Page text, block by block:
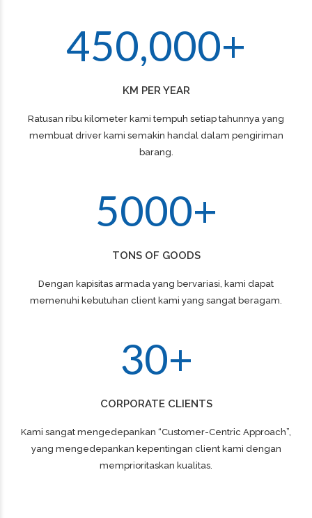
450,000+
KM PER YEAR
Ratusan ribu kilometer kami tempuh setiap tahunnya yang
membuat driver kami semakin handal dalam pengiriman
barang.
1
3
5
6
7
8
9
0
6
7
8
9
0
6
7
8
9
0+
TONS OF GOODS
Dengan kapisitas armada yang bervariasi, kami dapat
memenuhi kebutuhan client kami yang sangat beragam.
0
1
2
3
2
3
4
5
6
7
8
9
0+
CORPORATE CLIENTS
Kami sangat mengedepankan “Customer-Centric Approach”,
yang mengedepankan kepentingan client kami dengan
memprioritaskan kualitas.